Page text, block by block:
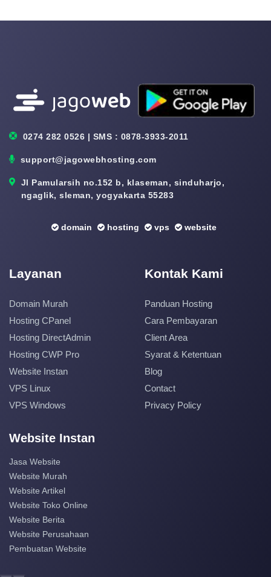
0274 282 0526 | SMS : 0878-3933-2011
support@jagowebhosting.com
Jl Pamularsih no.152 b, klaseman, sinduharjo,
ngaglik, sleman, yogyakarta 55283
domain hosting vps website
Layanan
Domain Murah
Hosting CPanel
Hosting DirectAdmin
Hosting CWP Pro
Website Instan
VPS Linux
VPS Windows
Kontak Kami
Panduan Hosting
Cara Pembayaran
Client Area
Syarat & Ketentuan
Blog
Contact
Privacy Policy
Website Instan
Jasa Website
Website Murah
Website Artikel
Website Toko Online
Website Berita
Website Perusahaan
Pembuatan Website